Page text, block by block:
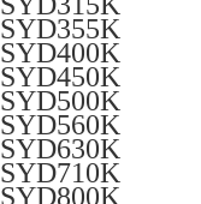
SYD355K
SYD400K
SYD450K
SYD500K
SYD560K
SYD630K
SYD710K
SYD800K